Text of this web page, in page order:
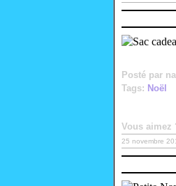
Posté par
Tags: Noël
Vous aimez
25 novembre